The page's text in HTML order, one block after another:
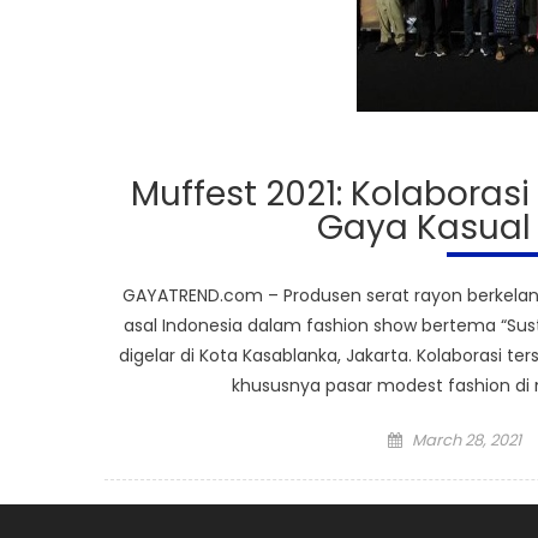
Muffest 2021:
Gaya
GAYATREND.com – Produsen serat rayon
asal Indonesia dalam fashion show bertema
digelar di Kota Kasablanka, Jakarta. Kolaborasi
khususnya pasar modest fashion di
Posted
March 28, 2021